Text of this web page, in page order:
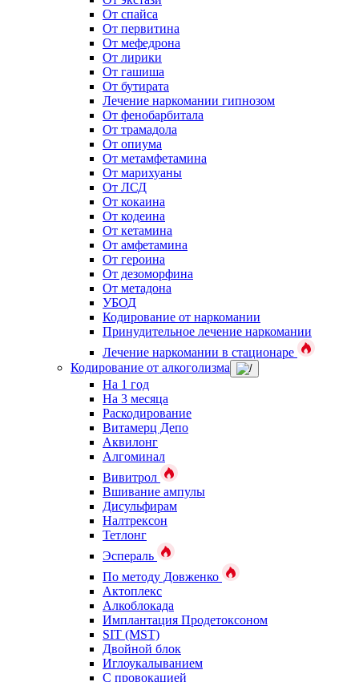
От спайса
От первитина
От мефедрона
От лирики
От гашиша
От бутирата
Лечение наркомании гипнозом
От фенобарбитала
От трамадола
От опиума
От метамфетамина
От марихуаны
От ЛСД
От кокаина
От кодеина
От кетамина
От амфетамина
От героина
От дезоморфина
От метадона
УБОД
Кодирование от наркомании
Принудительное лечение наркомании
Лечение наркомании в стационаре
Кодирование от алкоголизма
На 1 год
На 3 месяца
Раскодирование
Витамерц Депо
Аквилонг
Алгоминал
Вивитрол
Вшивание ампулы
Дисульфирам
Налтрексон
Тетлонг
Эспераль
По методу Довженко
Актоплекс
Алкоблокада
Имплантация Продетоксоном
SIT (MST)
Двойной блок
Иглоукалыванием
С провокацией